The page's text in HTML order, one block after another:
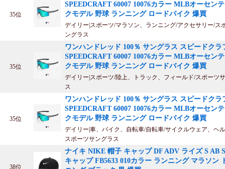
35位
SPEEDCRAFT 60007 10076カラー MLBオーセン
クモデル 野球 ランニング ロードバイク 爆買
デイリー|スポーツ/マラソン、ランニング/アクセサリー/ス
ングラス
35位
ワンハンドレッド 100％ サングラス スピードクラ
SPEEDCRAFT 60007 10076カラー MLBオーセン
クモデル 野球 ランニング ロードバイク 爆買
デイリー|スポーツ/陸上、トラック、フィールド/スポーツ
ス
35位
ワンハンドレッド 100％ サングラス スピードクラ
SPEEDCRAFT 60007 10076カラー MLBオーセン
クモデル 野球 ランニング ロードバイク 爆買
デイリー|車、バイク、自転車/自転車/サイクルウェア、ヘ
スポーツサングラス
38位
ナイキ NIKE 帽子 キャップ DF ADV ライズ S AB
キャップ FB5633 010カラー ランニング マラソン